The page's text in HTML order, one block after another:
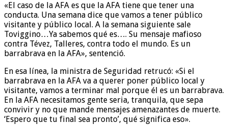
«El caso de la AFA es que la AFA tiene que tener una
conducta. Una semana dice que vamos a tener público
visitante y público local. A la semana siguiente sale
Toviggino…Ya sabemos qué es…. Su mensaje mafioso
contra Tévez, Talleres, contra todo el mundo. Es un
barrabrava en la AFA», sentenció.
En esa línea, la ministra de Seguridad retrucó: «Si el
barrabrava en la AFA va a querer poner público local y
visitante, vamos a terminar mal porque él es un barrabrava.
En la AFA necesitamos gente seria, tranquila, que sepa
convivir y no que mande mensajes amenazantes de muerte.
‘Espero que tu final sea pronto’, qué significa eso».